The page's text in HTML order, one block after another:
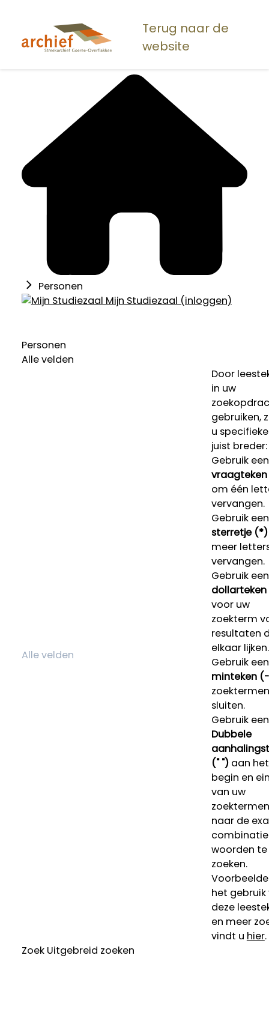
naar
Terug naar de
website
Personen
Mijn Studiezaal (inloggen)
Personen
Alle velden
Door
in uw
gebruiken,
u
juist breder:
Gebruik een
om één
vervangen.
Gebruik een
sterretje (*)
meer
vervangen.
Gebruik een
voor uw
zoekterm
resultaten
elkaar lijken.
Gebruik een
minteken
sluiten.
Gebruik een
Dubbele
(" ")aan het
begin en
van uw
naar de
woorden te
zoeken.
het gebruik
deze
en meer
vindt u hier.
Zoek Uitgebreid zoeken